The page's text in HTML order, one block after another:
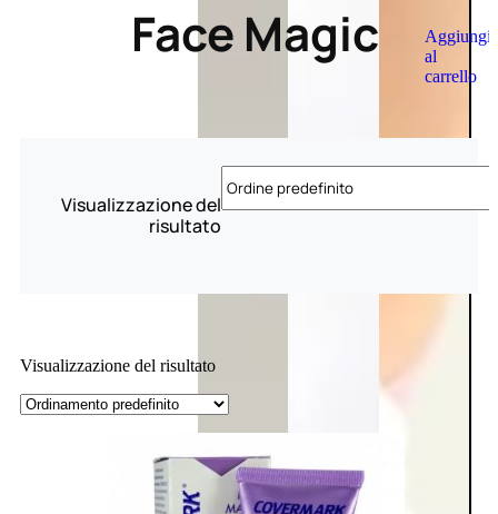
Aggiungi
al
carrello
Face Magic
Visualizzazione del
risultato
Visualizzazione del risultato